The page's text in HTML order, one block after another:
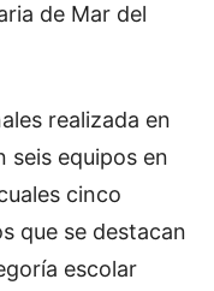
de Mar del
realizada en
seis equipos en
cinco
que se destacan
escolar